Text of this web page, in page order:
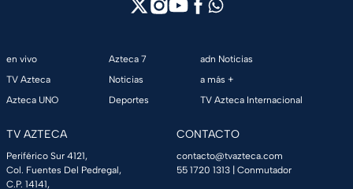
en vivo
TV Azteca
Azteca UNO
Azteca 7
Noticias
Deportes
adn Noticias
a más +
TV Azteca Internacional
TV AZTECA
Periférico Sur 4121,
Col. Fuentes Del Pedregal,
C.P. 14141,
CONTACTO
contacto@tvazteca.com
55 1720 1313 | Conmutador